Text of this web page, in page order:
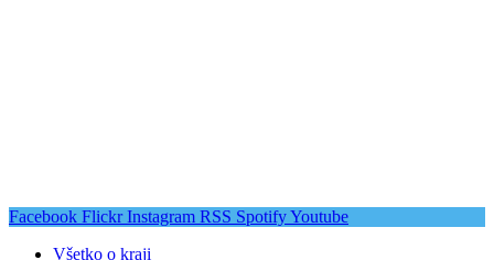
Facebook Flickr Instagram RSS SpotifyYoutube
Všetko o kraji